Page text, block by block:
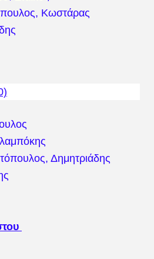
Κωστάρας
Δημητριάδης